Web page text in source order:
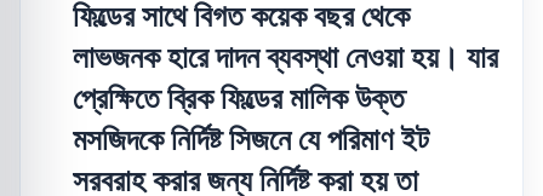
ফিল্ডের সাথে বিগত কয়েক বছর থেকে
লাভজনক হারে দাদন ব্যবস্থা নেওয়া হয়। যার
প্রেক্ষিতে ব্রিক ফিল্ডের মালিক উক্ত
মসজিদকে নির্দিষ্ট সিজনে যে পরিমাণ ইট
সরবরাহ করার জন্য নির্দিষ্ট করা হয় তা